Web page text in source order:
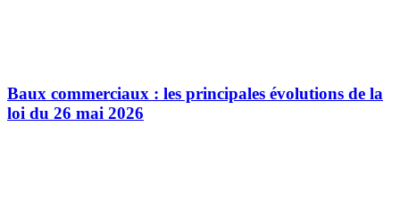
Baux commerciaux : les principales évolutions de la
loi du 26 mai 2026